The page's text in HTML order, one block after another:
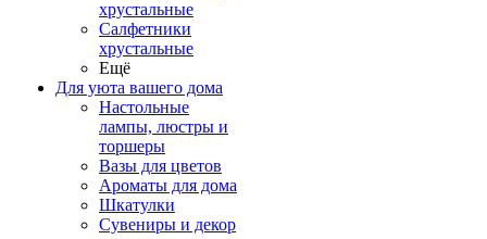
хрустальные
Салфетники
хрустальные
Ещё
Для уюта вашего дома
Настольные
лампы, люстры и
торшеры
Вазы для цветов
Ароматы для дома
Шкатулки
Сувениры и декор